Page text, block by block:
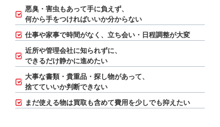
悪臭・害虫もあって手に負えず、
何から手をつければいいか分からない
仕事や家事で時間がなく、立ち会い・日程調整が大変
近所や管理会社に知られずに、
できるだけ静かに進めたい
大事な書類・貴重品・探し物があって、
捨てていいか判断できない
まだ使える物は買取も含めて費用を少しでも抑えたい